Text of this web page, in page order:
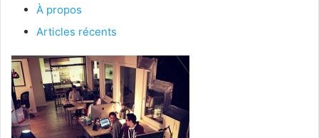
À propos
Articles récents